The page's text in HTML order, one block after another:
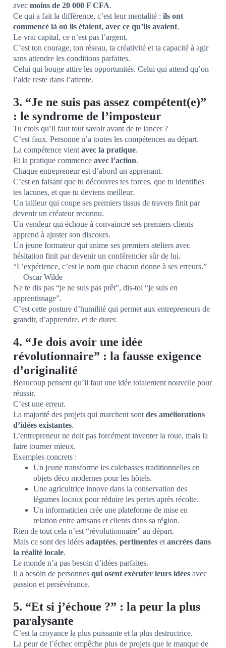
avec moins de 20 000 F CFA.
Ce qui a fait la différence, c’est leur mentalité : ils ont
commencé là où ils étaient, avec ce qu’ils avaient.
Le vrai capital, ce n’est pas l’argent.
C’est ton courage, ton réseau, ta créativité et ta capacité à agir
sans attendre les conditions parfaites.
Celui qui bouge attire les opportunités. Celui qui attend qu’on
l’aide reste dans l’attente.
3. “Je ne suis pas assez compétent(e)”
: le syndrome de l’imposteur
Tu crois qu’il faut tout savoir avant de te lancer ?
C’est faux. Personne n’a toutes les compétences au départ.
La compétence vient avec la pratique.
Et la pratique commence avec l’action.
Chaque entrepreneur est d’abord un apprenant.
C’est en faisant que tu découvres tes forces, que tu identifies
tes lacunes, et que tu deviens meilleur.
Un tailleur qui coupe ses premiers tissus de travers finit par
devenir un créateur reconnu.
Un vendeur qui échoue à convaincre ses premiers clients
apprend à ajuster son discours.
Un jeune formateur qui anime ses premiers ateliers avec
hésitation finit par devenir un conférencier sûr de lui.
“L’expérience, c’est le nom que chacun donne à ses erreurs.”
— Oscar Wilde
Ne te dis pas “je ne suis pas prêt”, dis-toi “je suis en
apprentissage”.
C’est cette posture d’humilité qui permet aux entrepreneurs de
grandir, d’apprendre, et de durer.
4. “Je dois avoir une idée
révolutionnaire” : la fausse exigence
d’originalité
Beaucoup pensent qu’il faut une idée totalement nouvelle pour
réussir.
C’est une erreur.
La majorité des projets qui marchent sont des améliorations
d’idées existantes.
L’entrepreneur ne doit pas forcément inventer la roue, mais la
faire tourner mieux.
Exemples concrets :
Un jeune transforme les calebasses traditionnelles en
objets déco modernes pour les hôtels.
Une agricultrice innove dans la conservation des
légumes locaux pour réduire les pertes après récolte.
Un informaticien crée une plateforme de mise en
relation entre artisans et clients dans sa région.
Rien de tout cela n’est “révolutionnaire” au départ.
Mais ce sont des idées adaptées, pertinentes et ancrées dans
la réalité locale.
Le monde n’a pas besoin d’idées parfaites.
Il a besoin de personnes qui osent exécuter leurs idées avec
passion et persévérance.
5. “Et si j’échoue ?” : la peur la plus
paralysante
C’est la croyance la plus puissante et la plus destructrice.
La peur de l’échec empêche plus de projets que le manque de